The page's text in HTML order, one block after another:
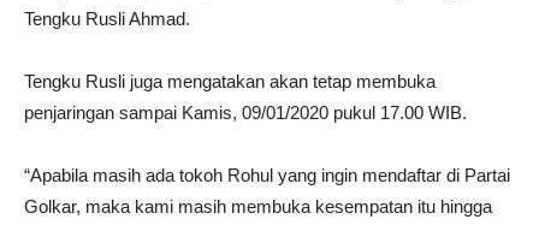
Tengku Rusli Ahmad.
Tengku Rusli juga mengatakan akan tetap membuka
penjaringan sampai Kamis, 09/01/2020 pukul 17.00 WIB.
“Apabila masih ada tokoh Rohul yang ingin mendaftar di Partai
Golkar, maka kami masih membuka kesempatan itu hingga